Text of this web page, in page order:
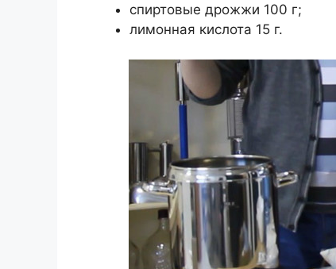
спиртовые дрожжи 100 г;
лимонная кислота 15 г.